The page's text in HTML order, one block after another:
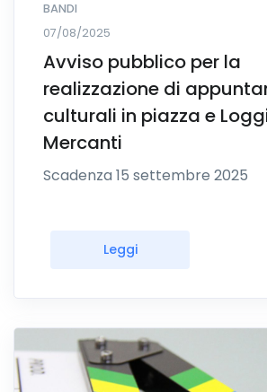
BANDI
07/08/2025
Avviso pubblico per la
realizzazione di
culturali in piazza e
Mercanti
Scadenza 15 settembre 2025
Leggi